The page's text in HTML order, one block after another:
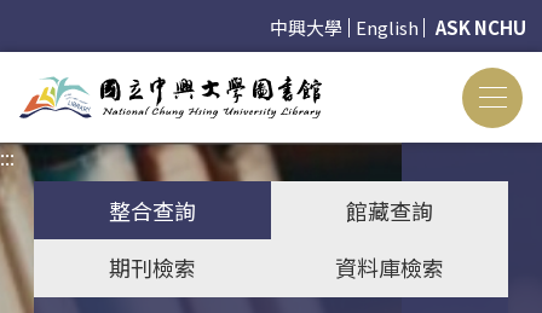
中興大學 English ASK NCHU
:::
整合查詢
館藏查詢
期刊檢索
資料庫檢索